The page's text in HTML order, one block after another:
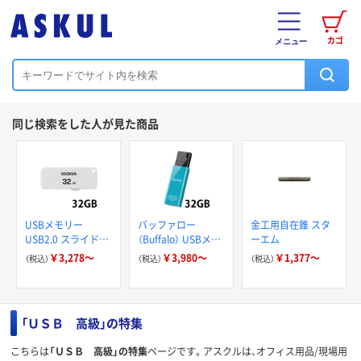
カゴ
メニュー
同じ検索をした人が見た商品
USBメモリー
USB2.0 スライド式
32/64/128 GB キオ
（税込） ￥3,278～
バッファロー
（Buffalo） USBメモ
リー USB3.1 キャッ
プレス・ノック式
（税込） ￥3,980～
金工用自在錐 スタ
ーエム
（税込） ￥1,377～
「ＵＳＢ 高級」の特集
こちらは「ＵＳＢ 高級」の特集ページです。アスクルは、オフィス用品/現場用